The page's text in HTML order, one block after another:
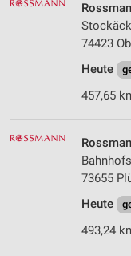
74423
Heute
457,65
73655
Heute
493,24